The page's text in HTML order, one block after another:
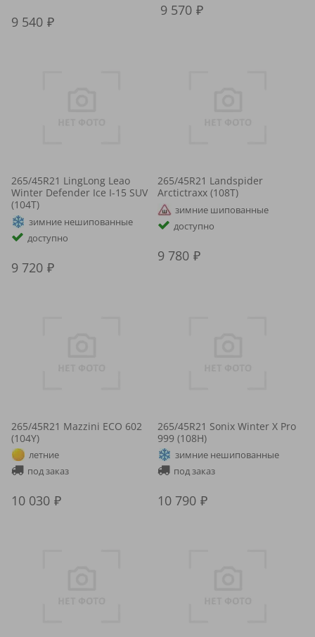
9 540
9 570
265/45R21 LingLong Leao
Winter Defender Ice I-15 SUV
(104T)
зимние нешипованные
доступно
9 720
265/45R21 Landspider
Arctictraxx (108T)
зимние шипованные
доступно
9 780
265/45R21 Mazzini ECO 602
(104Y)
летние
под заказ
10 030
265/45R21 Sonix Winter X Pro
999 (108H)
зимние нешипованные
под заказ
10 790